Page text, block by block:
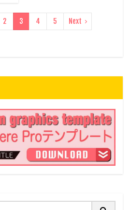
2 3 4 5 Next